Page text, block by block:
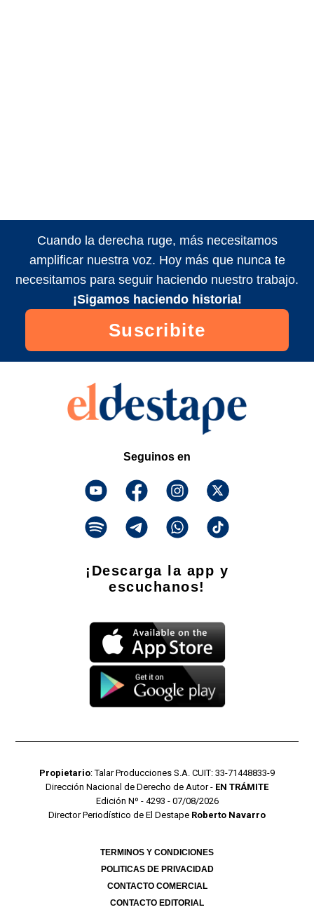
Cuando la derecha ruge, más necesitamos
amplificar nuestra voz. Hoy más que nunca te
necesitamos para seguir haciendo nuestro trabajo.
¡Sigamos haciendo historia!
Suscribite
Seguinos en
¡Descarga la app y
escuchanos!
Propietario: Talar Producciones S.A. CUIT: 33-71448833-9
Dirección Nacional de Derecho de Autor - EN TRÁMITE
Edición Nº - 4293 - 07/08/2026
Director Periodístico de El Destape Roberto Navarro
TERMINOS Y CONDICIONES
POLITICAS DE PRIVACIDAD
CONTACTO COMERCIAL
CONTACTO EDITORIAL